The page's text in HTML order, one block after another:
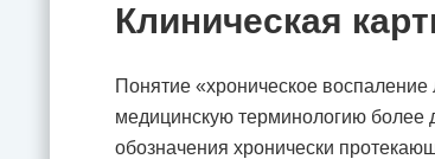
Клиническая
Понятие «хроническое
медицинскую терминологию более
обозначения хронически